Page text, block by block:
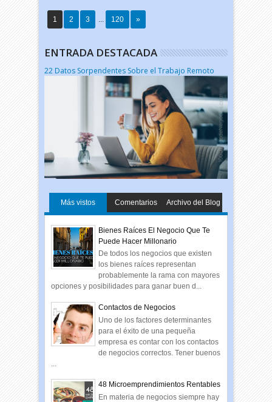
1 2 3 ... 120 »
ENTRADA DESTACADA
22 Datos Sorpendentes Sobre el Trabajo Remoto
Más vistos Comentarios Archivo del Blog
Bienes Raíces El Negocio Que Te
Puede Hacer Millonario
De todos los negocios que existen
los bienes raíces representan
probablemente la rama con mayores
opciones y posibilidades para ganar buen d...
Contactos de Negocios
Uno de los factores determinantes
para el éxito de una pequeña
empresa es contar con los contactos
de negocios correctos. Tener buenos
48 Microemprendimientos Rentables
En materia de negocios siempre hay